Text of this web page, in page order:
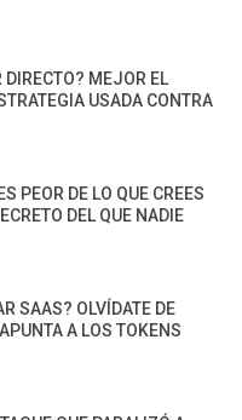
DIRECTO? MEJOR EL
USADA CONTRA
PEOR DE LO QUE CREES
DEL QUE NADIE
SAAS? OLVÍDATE DE
A LOS TOKENS